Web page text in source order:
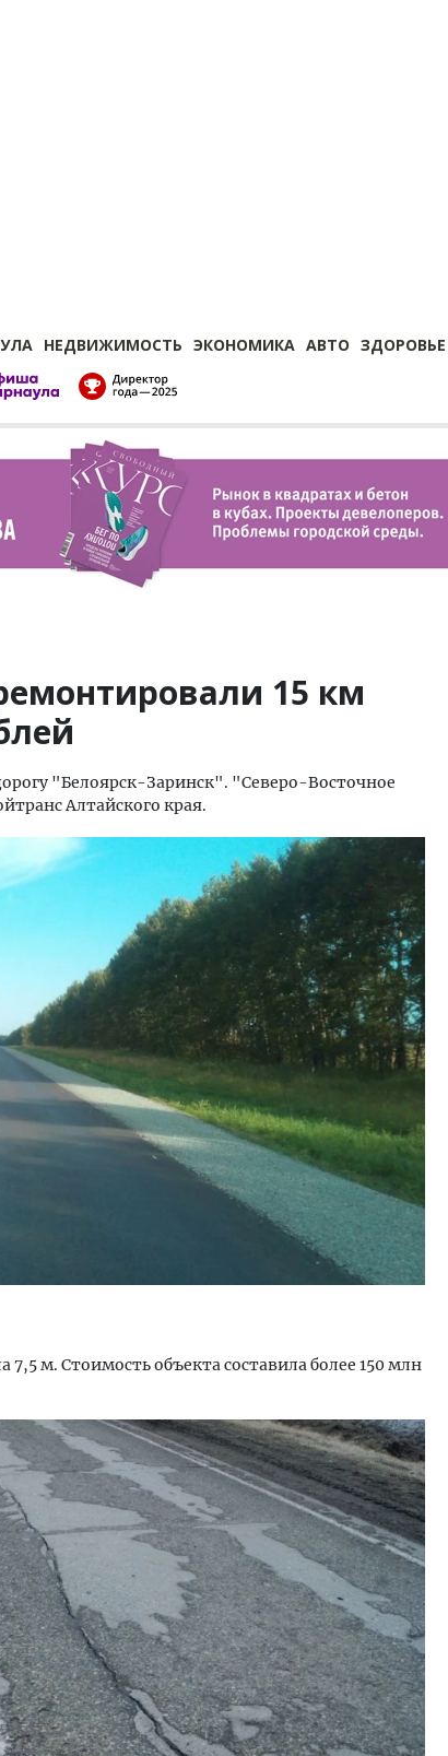
НЕДВИЖИМОСТЬ ЭКОНОМИКА АВТО ЗДОРОВЬЕ
15 км
"Белоярск-Заринск". "Северо-Восточное
Алтайского края.
м. Стоимость объекта составила более 150 млн
код начинается с
крупноформатными
Смелость архитектурных
Генеральный директор
ЗИАС — об эстетике
трендах в фасадах и
СТРОИТЕЛЬСТВО